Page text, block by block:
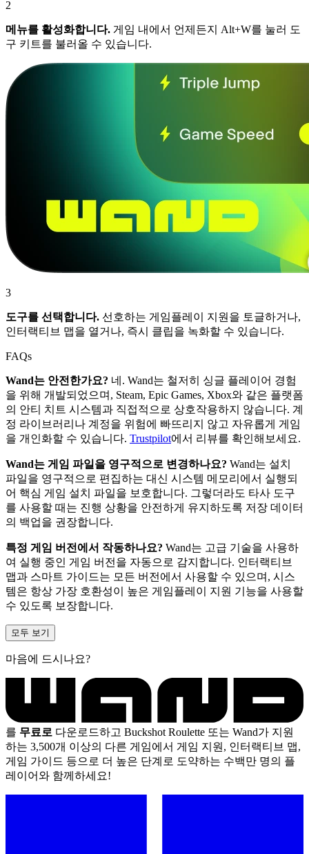
2
메뉴를 활성화합니다. 게임 내에서 언제든지 Alt+W를 눌러 도
구 키트를 불러올 수 있습니다.
3
도구를 선택합니다. 선호하는 게임플레이 지원을 토글하거나,
인터랙티브 맵을 열거나, 즉시 클립을 녹화할 수 있습니다.
FAQs
Wand는 안전한가요? 네. Wand는 철저히 싱글 플레이어 경험
을 위해 개발되었으며, Steam, Epic Games, Xbox와 같은 플랫폼
의 안티 치트 시스템과 직접적으로 상호작용하지 않습니다. 계
정 라이브러리나 계정을 위험에 빠뜨리지 않고 자유롭게 게임
을 개인화할 수 있습니다. Trustpilot에서 리뷰를 확인해보세요.
Wand는 게임 파일을 영구적으로 변경하나요? Wand는 설치
파일을 영구적으로 편집하는 대신 시스템 메모리에서 실행되
어 핵심 게임 설치 파일을 보호합니다. 그렇더라도 타사 도구
를 사용할 때는 진행 상황을 안전하게 유지하도록 저장 데이터
의 백업을 권장합니다.
특정 게임 버전에서 작동하나요? Wand는 고급 기술을 사용하
여 실행 중인 게임 버전을 자동으로 감지합니다. 인터랙티브
맵과 스마트 가이드는 모든 버전에서 사용할 수 있으며, 시스
템은 항상 가장 호환성이 높은 게임플레이 지원 기능을 사용할
수 있도록 보장합니다.
모두 보기
마음에 드시나요?
를 무료로 다운로드하고 Buckshot Roulette 또는 Wand가 지원
하는 3,500개 이상의 다른 게임에서 게임 지원, 인터랙티브 맵,
게임 가이드 등으로 더 높은 단계로 도약하는 수백만 명의 플
레이어와 함께하세요!